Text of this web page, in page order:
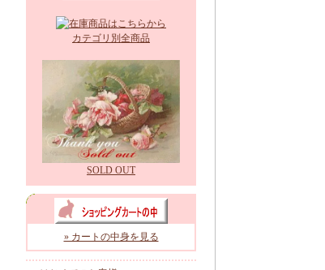
カテゴリ別全商品
SOLD OUT
» カートの中身を見る